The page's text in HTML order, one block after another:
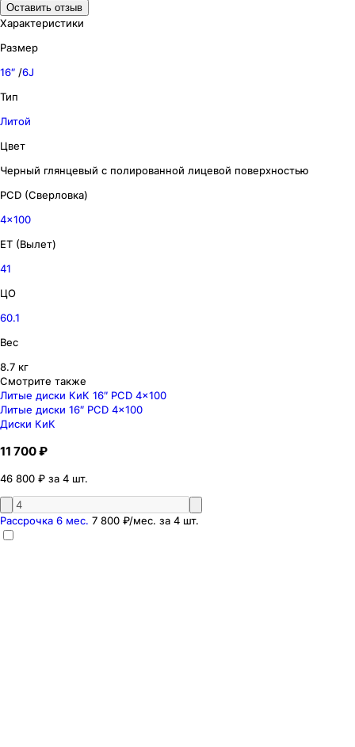
Оставить отзыв
Характеристики
Размер
16″ /6J
Тип
Литой
Цвет
Черный глянцевый с полированной лицевой поверхностью
PCD (Сверловка)
4x100
ET (Вылет)
41
ЦО
60.1
Вес
8.7 кг
Смотрите также
Литые диски КиК 16″ PCD 4x100
Литые диски 16″ PCD 4x100
Диски КиК
11 700 ₽
46 800 ₽ за 4 шт.
Рассрочка 6 мес. 7 800 ₽/мес. за 4 шт.